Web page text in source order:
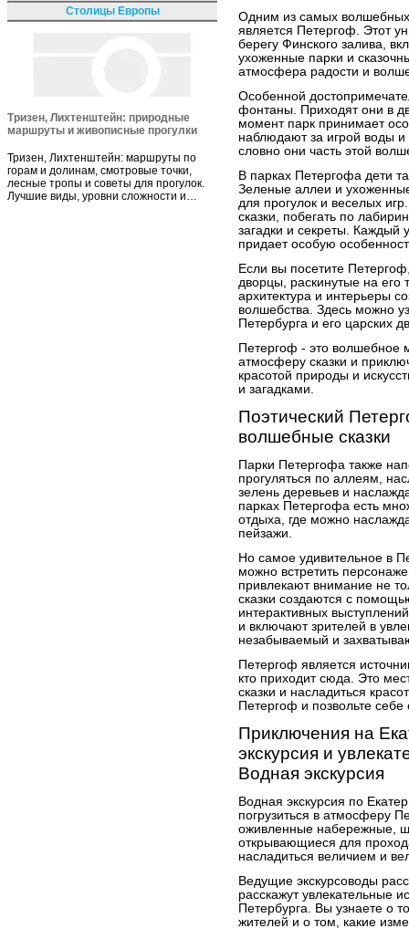
Столицы Европы
Тризен, Лихтенштейн: природные
маршруты и живописные прогулки
Тризен, Лихтенштейн: маршруты по
горам и долинам, смотровые точки,
лесные тропы и советы для прогулок.
Лучшие виды, уровни сложности и…
Одним из самых волшебных
является Петергоф. Этот
берегу Финского залива,
ухоженные парки и
атмосфера радости и
Особенной
фонтаны. Приходят они в
момент парк принимает
наблюдают за игрой воды
словно они часть этой
В парках Петергофа дети
Зеленые аллеи и
для прогулок и веселых
сказки, побегать по
загадки и секреты. Каждый
придает особую
Если вы посетите
дворцы, раскинутые на его
архитектура и интерьеры
волшебства. Здесь можно
Петербурга и его царских
Петергоф - это волшебное
атмосферу сказки и
красотой природы и
и загадками.
Поэтический
волшебные сказки
Парки Петергофа также
прогуляться по аллеям,
зелень деревьев и
парках Петергофа есть
отдыха, где можно
пейзажи.
Но самое удивительное в
можно встретить
привлекают внимание не
сказки создаются с
интерактивных
и включают зрителей в
незабываемый и
Петергоф является
кто приходит сюда. Это
сказки и насладиться
Петергоф и позвольте
Приключения на
экскурсия и
Водная экскурсия
Водная экскурсия по
погрузиться в атмосферу
оживленные набережные,
открывающиеся для
насладиться величием и
Ведущие экскурсоводы
расскажут увлекательные
Петербурга. Вы узнаете о
жителей и о том, какие